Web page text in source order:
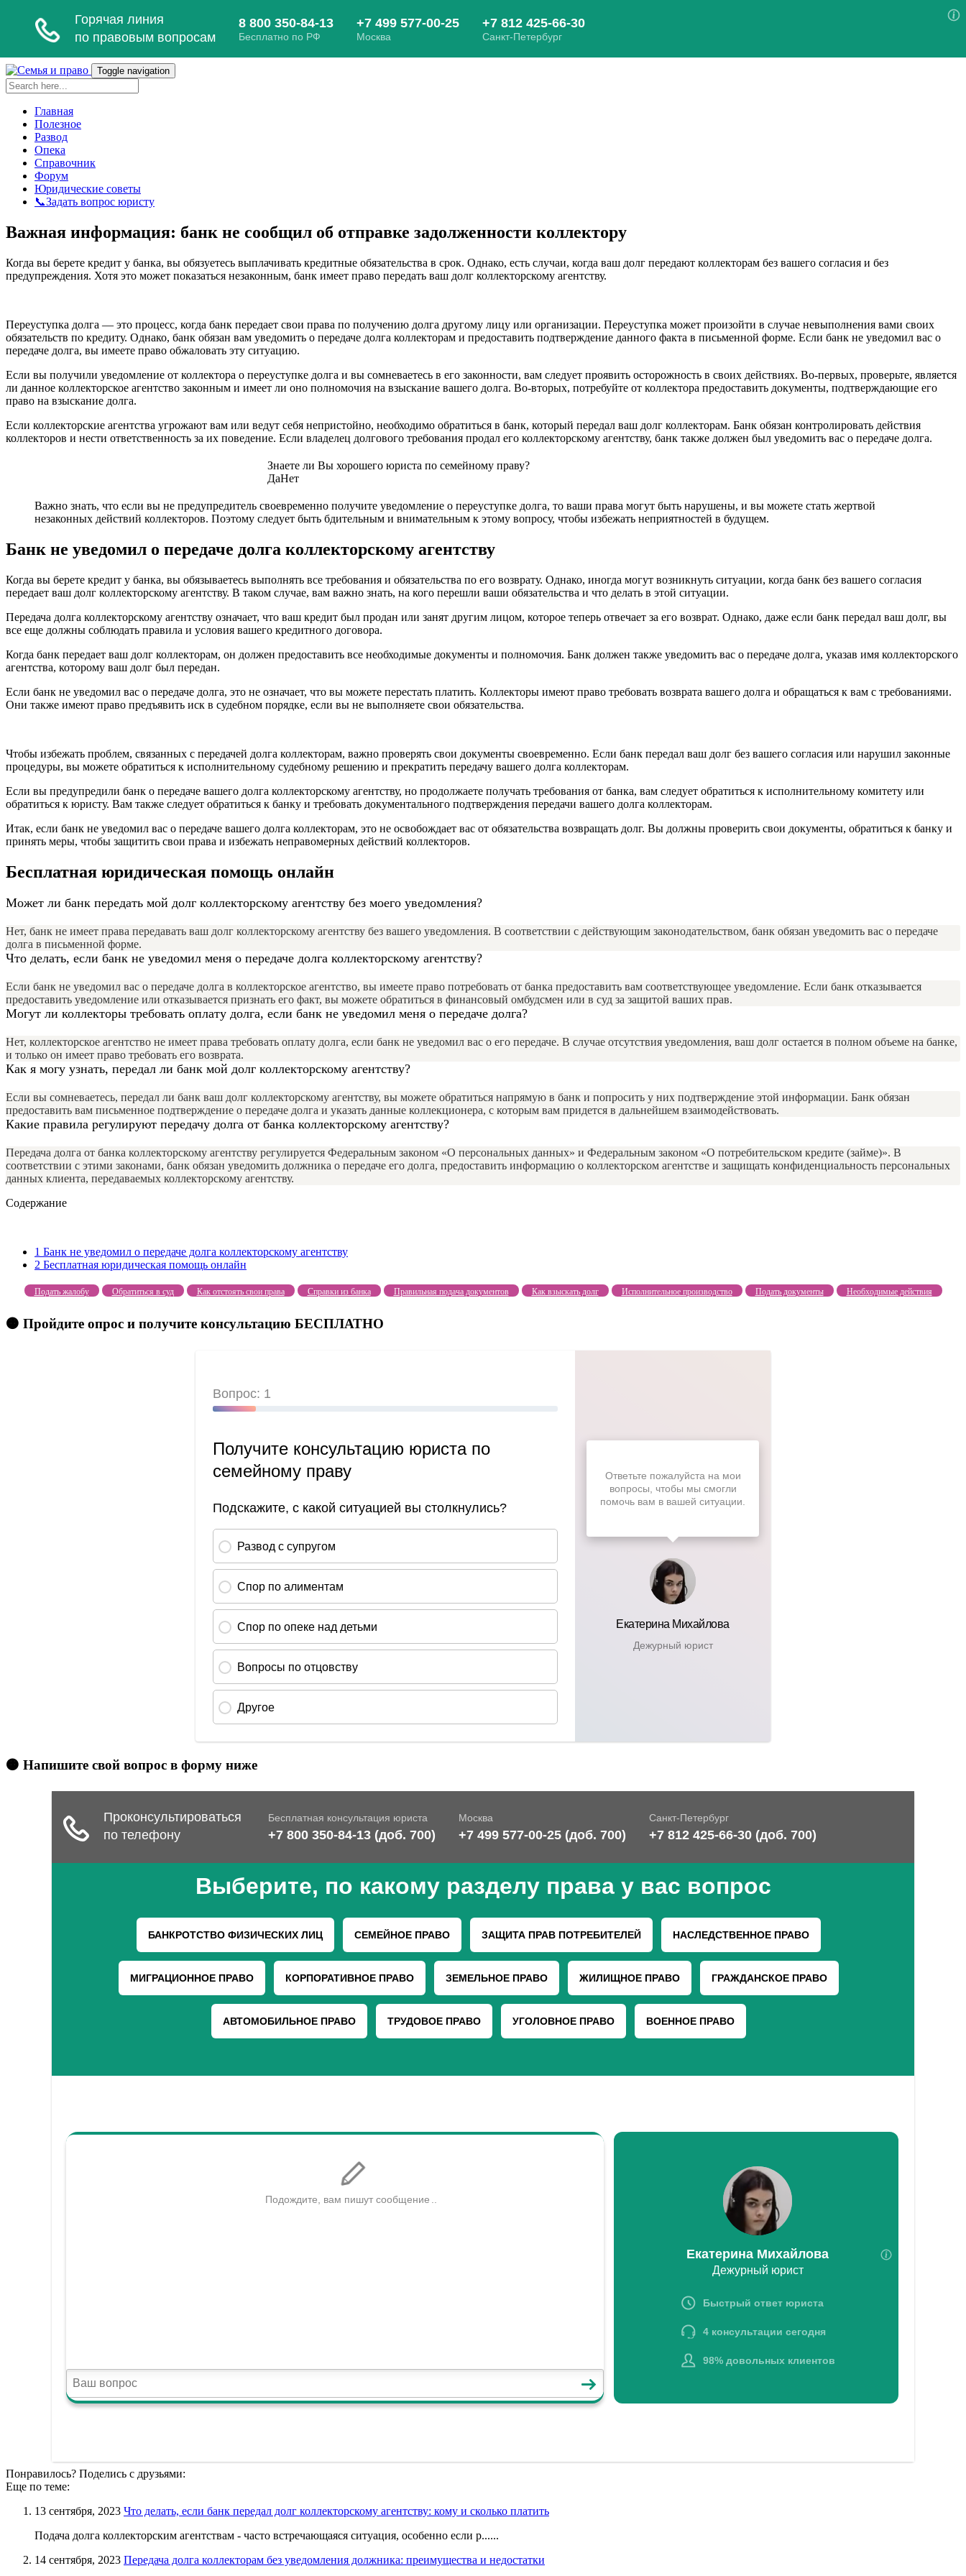
Toggle navigation
Главная
Полезное
Развод
Опека
Справочник
Форум
Юридические советы
📞Задать вопрос юристу
Важная информация: банк не сообщил об отправке задолженности коллектору
Когда вы берете кредит у банка, вы обязуетесь выплачивать кредитные обязательства в срок. Однако, есть случаи, когда ваш долг передают коллекторам без вашего согласия и без
предупреждения. Хотя это может показаться незаконным, банк имеет право передать ваш долг коллекторскому агентству.
Переуступка долга — это процесс, когда банк передает свои права по получению долга другому лицу или организации. Переуступка может произойти в случае невыполнения вами своих
обязательств по кредиту. Однако, банк обязан вам уведомить о передаче долга коллекторам и предоставить подтверждение данного факта в письменной форме. Если банк не уведомил вас о
передаче долга, вы имеете право обжаловать эту ситуацию.
Если вы получили уведомление от коллектора о переуступке долга и вы сомневаетесь в его законности, вам следует проявить осторожность в своих действиях. Во-первых, проверьте, является
ли данное коллекторское агентство законным и имеет ли оно полномочия на взыскание вашего долга. Во-вторых, потребуйте от коллектора предоставить документы, подтверждающие его
право на взыскание долга.
Если коллекторские агентства угрожают вам или ведут себя непристойно, необходимо обратиться в банк, который передал ваш долг коллекторам. Банк обязан контролировать действия
коллекторов и нести ответственность за их поведение. Если владелец долгового требования продал его коллекторскому агентству, банк также должен был уведомить вас о передаче долга.
Знаете ли Вы хорошего юриста по семейному праву?
ДаНет
Важно знать, что если вы не предупредитель своевременно получите уведомление о переуступке долга, то ваши права могут быть нарушены, и вы можете стать жертвой
незаконных действий коллекторов. Поэтому следует быть бдительным и внимательным к этому вопросу, чтобы избежать неприятностей в будущем.
Банк не уведомил о передаче долга коллекторскому агентству
Когда вы берете кредит у банка, вы обязываетесь выполнять все требования и обязательства по его возврату. Однако, иногда могут возникнуть ситуации, когда банк без вашего согласия
передает ваш долг коллекторскому агентству. В таком случае, вам важно знать, на кого перешли ваши обязательства и что делать в этой ситуации.
Передача долга коллекторскому агентству означает, что ваш кредит был продан или занят другим лицом, которое теперь отвечает за его возврат. Однако, даже если банк передал ваш долг, вы
все еще должны соблюдать правила и условия вашего кредитного договора.
Когда банк передает ваш долг коллекторам, он должен предоставить все необходимые документы и полномочия. Банк должен также уведомить вас о передаче долга, указав имя коллекторского
агентства, которому ваш долг был передан.
Если банк не уведомил вас о передаче долга, это не означает, что вы можете перестать платить. Коллекторы имеют право требовать возврата вашего долга и обращаться к вам с требованиями.
Они также имеют право предъявить иск в судебном порядке, если вы не выполняете свои обязательства.
Чтобы избежать проблем, связанных с передачей долга коллекторам, важно проверять свои документы своевременно. Если банк передал ваш долг без вашего согласия или нарушил законные
процедуры, вы можете обратиться к исполнительному судебному решению и прекратить передачу вашего долга коллекторам.
Если вы предупредили банк о передаче вашего долга коллекторскому агентству, но продолжаете получать требования от банка, вам следует обратиться к исполнительному комитету или
обратиться к юристу. Вам также следует обратиться к банку и требовать документального подтверждения передачи вашего долга коллекторам.
Итак, если банк не уведомил вас о передаче вашего долга коллекторам, это не освобождает вас от обязательства возвращать долг. Вы должны проверить свои документы, обратиться к банку и
принять меры, чтобы защитить свои права и избежать неправомерных действий коллекторов.
Бесплатная юридическая помощь онлайн
Может ли банк передать мой долг коллекторскому агентству без моего уведомления?
Нет, банк не имеет права передавать ваш долг коллекторскому агентству без вашего уведомления. В соответствии с действующим законодательством, банк обязан уведомить вас о передаче
долга в письменной форме.
Что делать, если банк не уведомил меня о передаче долга коллекторскому агентству?
Если банк не уведомил вас о передаче долга в коллекторское агентство, вы имеете право потребовать от банка предоставить вам соответствующее уведомление. Если банк отказывается
предоставить уведомление или отказывается признать его факт, вы можете обратиться в финансовый омбудсмен или в суд за защитой ваших прав.
Могут ли коллекторы требовать оплату долга, если банк не уведомил меня о передаче долга?
Нет, коллекторское агентство не имеет права требовать оплату долга, если банк не уведомил вас о его передаче. В случае отсутствия уведомления, ваш долг остается в полном объеме на банке,
и только он имеет право требовать его возврата.
Как я могу узнать, передал ли банк мой долг коллекторскому агентству?
Если вы сомневаетесь, передал ли банк ваш долг коллекторскому агентству, вы можете обратиться напрямую в банк и попросить у них подтверждение этой информации. Банк обязан
предоставить вам письменное подтверждение о передаче долга и указать данные коллекционера, с которым вам придется в дальнейшем взаимодействовать.
Какие правила регулируют передачу долга от банка коллекторскому агентству?
Передача долга от банка коллекторскому агентству регулируется Федеральным законом «О персональных данных» и Федеральным законом «О потребительском кредите (займе)». В
соответствии с этими законами, банк обязан уведомить должника о передаче его долга, предоставить информацию о коллекторском агентстве и защищать конфиденциальность персональных
данных клиента, передаваемых коллекторскому агентству.
Содержание
1 Банк не уведомил о передаче долга коллекторскому агентству
2 Бесплатная юридическая помощь онлайн
Подать жалобу Обратиться в суд Как отстоять свои права Справки из банка Правильная подача документов Как взыскать долг Исполнительное производство Подать документы Необходимые действия
🟠 Пройдите опрос и получите консультацию БЕСПЛАТНО
🟠 Напишите свой вопрос в форму ниже
Понравилось? Поделись с друзьями:
Еще по теме:
13 сентября, 2023 Что делать, если банк передал долг коллекторскому агентству: кому и сколько платить
Подача долга коллекторским агентствам - часто встречающаяся ситуация, особенно если р......
14 сентября, 2023 Передача долга коллекторам без уведомления должника: преимущества и недостатки